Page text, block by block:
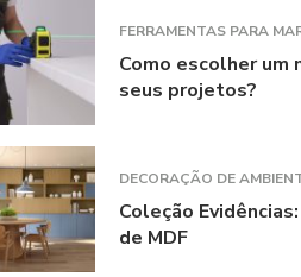
FERRAMENTAS PARA
Como escolher um
seus projetos?
DECORAÇÃO DE
Coleção
de MDF